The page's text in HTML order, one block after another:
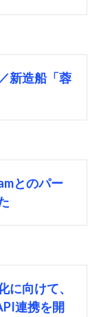
新造船「蓉
とのパー
に向けて、
連携を開